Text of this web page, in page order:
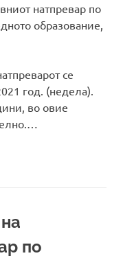
натпревар по
образование,
се
год. (недела).
во овие
по